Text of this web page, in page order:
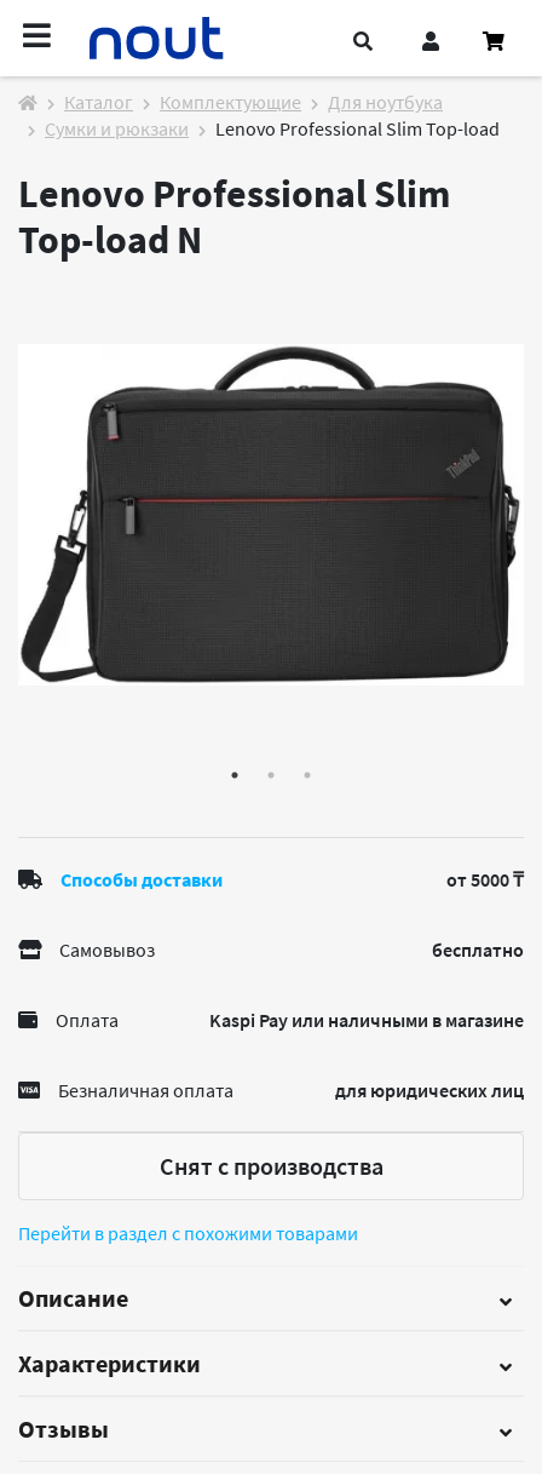
Каталог Комплектующие
Для ноутбука
Сумки и рюкзаки
Lenovo Professional Slim Top-load
Lenovo Professional Slim
Top-load N
Способы доставки от 5000 ₸
Самовывоз бесплатно
Оплата Kaspi Pay или наличными в магазине
Безналичная оплата для юридических лиц
Снят с производства
Перейти в раздел с похожими товарами
Описание
Характеристики
Отзывы